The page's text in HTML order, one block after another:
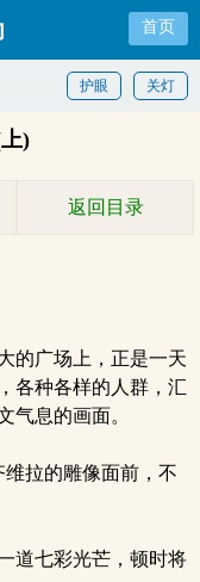
首页
关灯
护眼
)
返回目录
的广场上，正是一天
各种各样的人群，汇
气息的画面。
拉的雕像面前，不
道七彩光芒，顿时将